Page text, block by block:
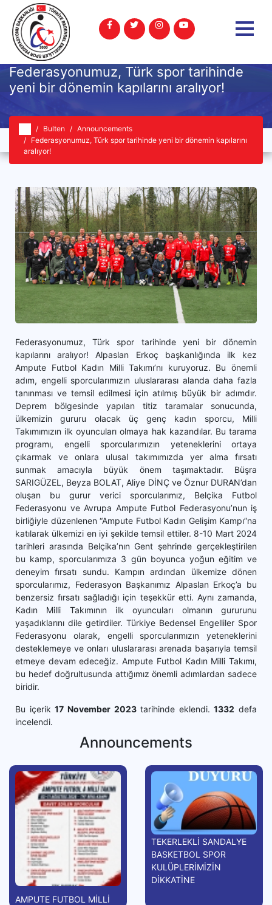
Federasyonumuz, Türk spor tarihinde
yeni bir dönemin kapılarını aralıyor!
Bulten
Announcements
Federasyonumuz, Türk spor tarihinde yeni bir dönemin kapılarını
aralıyor!
Federasyonumuz, Türk spor tarihinde yeni bir dönemin
kapılarını aralıyor! Alpaslan Erkoç başkanlığında ilk kez
Ampute Futbol Kadın Milli Takımı’nı kuruyoruz. Bu önemli
adım, engelli sporcularımızın uluslararası alanda daha fazla
tanınması ve temsil edilmesi için atılmış büyük bir adımdır.
Deprem bölgesinde yapılan titiz taramalar sonucunda,
ülkemizin gururu olacak üç genç kadın sporcu, Milli
Takımımızın ilk oyuncuları olmaya hak kazandılar. Bu tarama
programı, engelli sporcularımızın yeteneklerini ortaya
çıkarmak ve onlara ulusal takımımızda yer alma fırsatı
sunmak amacıyla büyük önem taşımaktadır. Büşra
SARIGÜZEL, Beyza BOLAT, Aliye DİNÇ ve Öznur DURAN’dan
oluşan bu gurur verici sporcularımız, Belçika Futbol
Federasyonu ve Avrupa Ampute Futbol Federasyonu’nun iş
birliğiyle düzenlenen “Ampute Futbol Kadın Gelişim Kampı”na
katılarak ülkemizi en iyi şekilde temsil ettiler. 8-10 Mart 2024
tarihleri arasında Belçika’nın Gent şehrinde gerçekleştirilen
bu kamp, sporcularımıza 3 gün boyunca yoğun eğitim ve
deneyim fırsatı sundu. Kampın ardından ülkemize dönen
sporcularımız, Federasyon Başkanımız Alpaslan Erkoç’a bu
benzersiz fırsatı sağladığı için teşekkür etti. Aynı zamanda,
Kadın Milli Takımının ilk oyuncuları olmanın gururunu
yaşadıklarını dile getirdiler. Türkiye Bedensel Engelliler Spor
Federasyonu olarak, engelli sporcularımızın yeteneklerini
desteklemeye ve onları uluslararası arenada başarıyla temsil
etmeye devam edeceğiz. Ampute Futbol Kadın Milli Takımı,
bu hedef doğrultusunda attığımız önemli adımlardan sadece
biridir.
Bu içerik17 November 2023tarihinde eklendi.1332 defa
incelendi.
Announcements
AMPUTE FUTBOL MİLLİ
TEKERLEKLİ SANDALYE
BASKETBOL SPOR
KULÜPLERİMİZİN
DİKKATİNE